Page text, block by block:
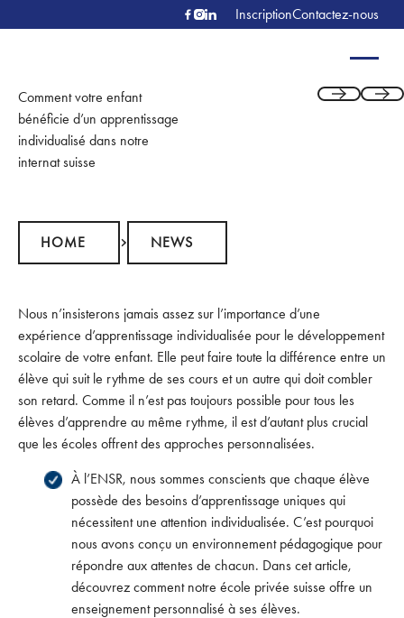
InscriptionContactez-nous
Comment votre enfant
bénéficie d’un apprentissage
individualisé dans notre
internat suisse
HOME NEWS
Nous n’insisterons jamais assez sur l’importance d’une
expérience d’apprentissage individualisée pour le développement
scolaire de votre enfant. Elle peut faire toute la différence entre un
élève qui suit le rythme de ses cours et un autre qui doit combler
son retard. Comme il n’est pas toujours possible pour tous les
élèves d’apprendre au même rythme, il est d’autant plus crucial
que les écoles offrent des approches personnalisées.
À l’ENSR, nous sommes conscients que chaque élève
possède des besoins d’apprentissage uniques qui
nécessitent une attention individualisée. C’est pourquoi
nous avons conçu un environnement pédagogique pour
répondre aux attentes de chacun. Dans cet article,
découvrez comment notre école privée suisse offre un
enseignement personnalisé à ses élèves.